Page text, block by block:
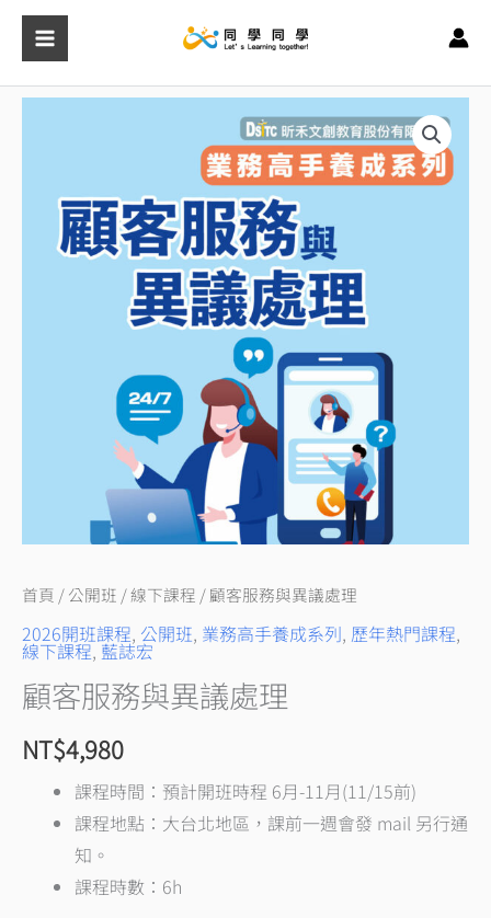
首頁 /公開班 /線下課程 / 顧客服務與異議處理
2026開班課程, 公開班, 業務高手養成系列, 歷年熱門課程,
線下課程,藍誌宏
顧客服務與異議處理
NT$4,980
課程時間：預計開班時程 6月-11月(11/15前)
課程地點：大台北地區，課前一週會發 mail 另行通
知。
課程時數：6h